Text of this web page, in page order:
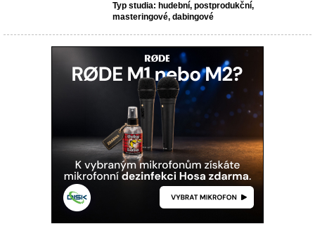
Typ studia: hudební, postprodukční,
masteringové, dabingové